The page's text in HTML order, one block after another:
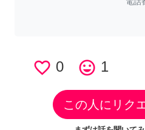
favorite_border 0 tag_faces 1
この人にリク